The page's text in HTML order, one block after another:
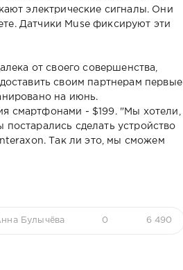
электрические сигналы. Они
Датчики Muse фиксируют эти
от своего совершенства,
своим партнерам первые
на июнь.
смартфонами - $199. "Мы хотели,
сделать устройство
Так ли это, мы сможем
Булычёва 0 6 490